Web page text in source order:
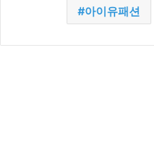
아이유패션